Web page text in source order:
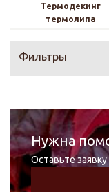
Термодекинг
термолипа
Фильтры
Нужна
Оставьте